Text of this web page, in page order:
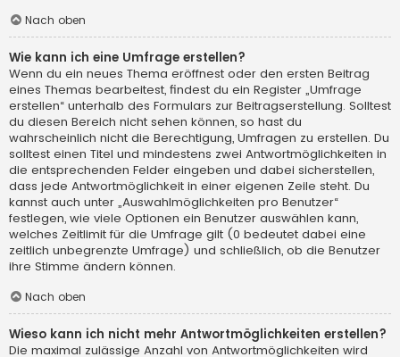
Nach oben
Wie kann ich eine Umfrage erstellen?
Wenn du ein neues Thema eröffnest oder den ersten Beitrag
eines Themas bearbeitest, findest du ein Register „Umfrage
erstellen“ unterhalb des Formulars zur Beitragserstellung. Solltest
du diesen Bereich nicht sehen können, so hast du
wahrscheinlich nicht die Berechtigung, Umfragen zu erstellen. Du
solltest einen Titel und mindestens zwei Antwortmöglichkeiten in
die entsprechenden Felder eingeben und dabei sicherstellen,
dass jede Antwortmöglichkeit in einer eigenen Zeile steht. Du
kannst auch unter „Auswahlmöglichkeiten pro Benutzer“
festlegen, wie viele Optionen ein Benutzer auswählen kann,
welches Zeitlimit für die Umfrage gilt (0 bedeutet dabei eine
zeitlich unbegrenzte Umfrage) und schließlich, ob die Benutzer
ihre Stimme ändern können.
Nach oben
Wieso kann ich nicht mehr Antwortmöglichkeiten erstellen?
Die maximal zulässige Anzahl von Antwortmöglichkeiten wird